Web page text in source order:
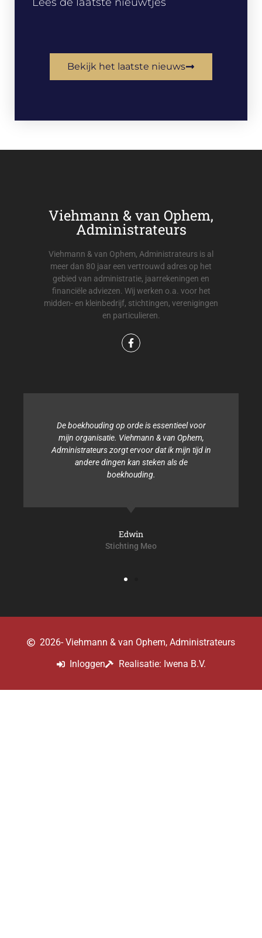
Bekijk het laatste nieuws
Viehmann & van Ophem,
Administrateurs
Viehmann & van Ophem, Administrateurs is al
meer dan 80 jaar een vertrouwd adres op het
gebied van administratie, jaarrekeningen en
financiële adviezen. Wij werken o.a. voor het
midden- en kleinbedrijf, stichtingen, verenigingen
en particulieren.
De boekhouding op orde is essentieel voor
mijn organisatie. Viehmann & van Ophem,
Administrateurs zorgt ervoor dat ik mijn tijd in
andere dingen kan steken als de
boekhouding.
Edwin
Stichting Meo
2026- Viehmann & van Ophem, Administrateurs
Inloggen
Realisatie: Iwena B.V.